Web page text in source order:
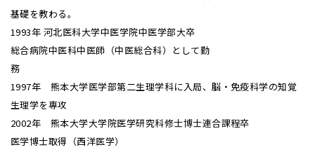
基礎を教わる。
1993年 河北医科大学中医学院中医学部大卒
総合病院中医科中医師（中医総合科）として勤
務
1997年 熊本大学医学部第二生理学科に入局、脳・免疫科学の知覚
生理学を専攻
2002年 熊本大学大学院医学研究科修士博士連合課程卒
医学博士取得（西洋医学）